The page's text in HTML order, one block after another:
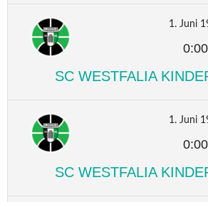
1. Juni
0:00
SC WESTFALIA
1. Juni
0:00
SC WESTFALIA